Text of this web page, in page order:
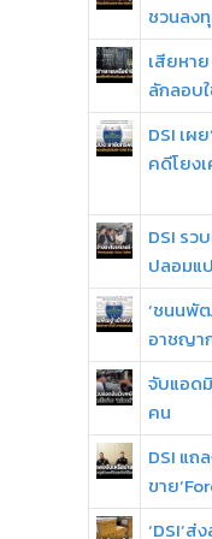
ชวนลง
เสียหา
ลักลอบ
DSI เผ
คดีโยง
DSI รว
ปลอมแ
‘ชนนพั
อาชญา
จับแอด
คน
DSI แ
ขาย
‘DSI’